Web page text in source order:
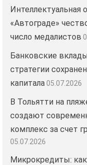
Интеллектуальная
«Автограде»
число медалистов
Банковские
стратегии
капитала 05.07.2026
В Тольятти на
создают
комплекс за счет
05.07.2026
Микрокредиты: